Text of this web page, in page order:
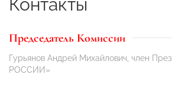
Контакты
Председатель Комиссии
Гурьянов Андрей Михайлович, член
РОССИИ»